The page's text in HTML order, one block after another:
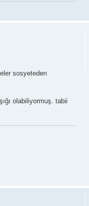
sosyeteden
olabiliyormuş. tabii